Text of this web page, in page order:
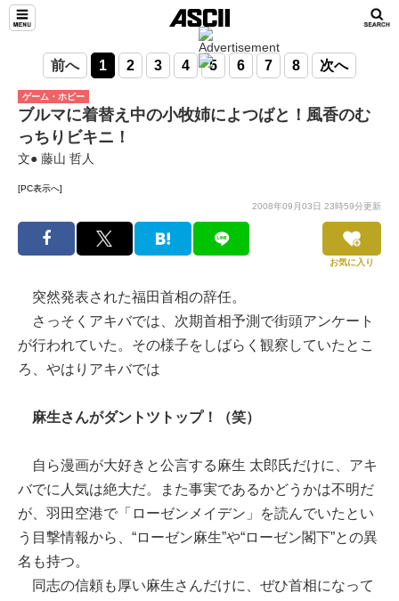
前へ 1 2 3 4 5 6 7 8 次へ
ゲーム・ホビー
ブルマに着替え中の小牧姉によつばと！風香のむ
っちりビキニ！
文● 藤山 哲人
[PC表示へ]
2008年09月03日 23時59分更新
お気に入り
突然発表された福田首相の辞任。
さっそくアキバでは、次期首相予測で街頭アンケート
が行われていた。その様子をしばらく観察していたとこ
ろ、やはりアキバでは
麻生さんがダントツトップ！（笑）
自ら漫画が大好きと公言する麻生 太郎氏だけに、アキ
バでに人気は絶大だ。また事実であるかどうかは不明だ
が、羽田空港で「ローゼンメイデン」を読んでいたとい
う目撃情報から、“ローゼン麻生”や“ローゼン閣下”との異
名も持つ。
同志の信頼も厚い麻生さんだけに、ぜひ首相になって